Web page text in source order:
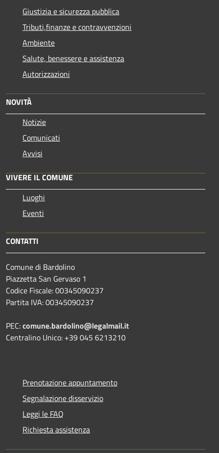
Giustizia e sicurezza pubblica
Tributi,finanze e contravvenzioni
Ambiente
Salute, benessere e assistenza
Autorizzazioni
NOVITÀ
Notizie
Comunicati
Avvisi
VIVERE IL COMUNE
Luoghi
Eventi
CONTATTI
Comune di Bardolino
Piazzetta San Gervaso 1
Codice Fiscale: 00345090237
Partita IVA: 00345090237
PEC:comune.bardolino@legalmail.it
Centralino Unico: +39 045 6213210
Prenotazione appuntamento
Segnalazione disservizio
Leggi le FAQ
Richiesta assistenza